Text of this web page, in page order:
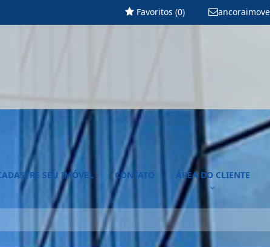
Favoritos (0)
SEU IMÓVEL CONTATO ÁREA DO CLIENTE